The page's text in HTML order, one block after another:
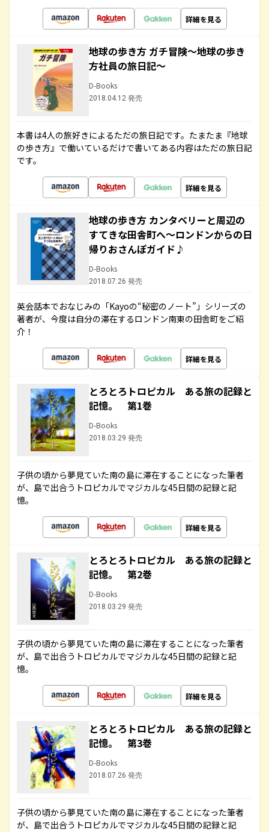
詳細を見る
地球の歩き方 ガチ冒険～地球の歩き
方社員の旅日記～
D-Books
2018.04.12 発売
本書は4人の旅好きによるただの旅日記です。たまたま『地球
の歩き方』で働いているだけで書いてある内容はただの旅日記
です。
詳細を見る
地球の歩き方 カンタベリーと周辺の
すてきな田舎町へ～ロンドンからの日
帰りおさんぽガイド♪
D-Books
2018.07.26 発売
英会話本でおなじみの「Kayoの“秘密のノート”」シリーズの
著者が、今度は自分の滞在するロンドン南東の田舎町をご紹
介！
詳細を見る
とろとろトロピカル ある旅の記録と
記憶。 第1巻
D-Books
2018.03.29 発売
子供の頃から夢見ていた南の島に滞在することになった筆者
が、島で出合うトロピカルでマジカルな45日間の記録と記
憶。
詳細を見る
とろとろトロピカル ある旅の記録と
記憶。 第2巻
D-Books
2018.03.29 発売
子供の頃から夢見ていた南の島に滞在することになった筆者
が、島で出合うトロピカルでマジカルな45日間の記録と記
憶。
詳細を見る
とろとろトロピカル ある旅の記録と
記憶。 第3巻
D-Books
2018.07.26 発売
子供の頃から夢見ていた南の島に滞在することになった筆者
が、島で出合うトロピカルでマジカルな45日間の記録と記